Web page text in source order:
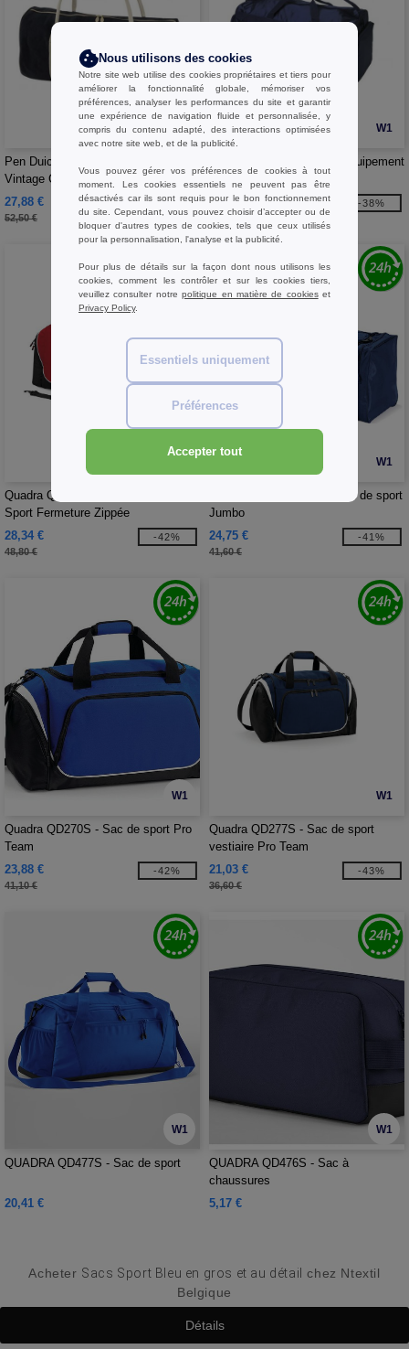
W1
Pen Duick PK033 - Sac de Sport
Vintage Canvas
27,88 €
52,50 €
-47%
W1
Label Serie LS738 - Sac Equipement
Multi-Poches
14,76 €
23,90 €
-38%
Quadra QD88S - Grand Sac de
Sport Fermeture Zippée
28,34 €
48,80 €
-42%
W1
Quadra QD080 - Fourre-tout de sport
Jumbo
24,75 €
41,60 €
-41%
W1
Quadra QD270S - Sac de sport Pro
Team
23,88 €
41,10 €
-42%
W1
Quadra QD277S - Sac de sport
vestiaire Pro Team
21,03 €
36,60 €
-43%
W1
QUADRA QD477S - Sac de sport
20,41 €
W1
QUADRA QD476S - Sac à
chaussures
5,17 €
Acheter Sacs Sport Bleu en gros et au détail chez Ntextil
Belgique
Détails
Nous utilisons des cookies
Notre site web utilise des cookies propriétaires et tiers pour
améliorer la fonctionnalité globale, mémoriser vos
préférences, analyser les performances du site et garantir
une expérience de navigation fluide et personnalisée, y
compris du contenu adapté, des interactions optimisées
avec notre site web, et de la publicité.
Vous pouvez gérer vos préférences de cookies à tout
moment. Les cookies essentiels ne peuvent pas être
désactivés car ils sont requis pour le bon fonctionnement
du site. Cependant, vous pouvez choisir d’accepter ou de
bloquer d'autres types de cookies, tels que ceux utilisés
pour la personnalisation, l'analyse et la publicité.
Pour plus de détails sur la façon dont nous utilisons les
cookies, comment les contrôler et sur les cookies tiers,
veuillez consulter notrepolitique en matière de cookieset
Privacy Policy.
Essentiels uniquement
Préférences
Accepter tout